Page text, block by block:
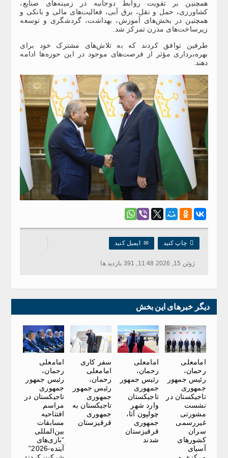
همچنین بر تقویت روابط دوجانبه در زمینه‌های صنایع،
کشاورزی، حمل و نقل، برق آبی، فعالیت‌های مالی و بانکی و
همچنین در بخش‌های آموزش، بهداشت، گردشگری و توسعه
زیرساخت‌های مدرن تمرکز شد.
طرفین توافق کردند که به تلاش‌های مشترک خود برای
بهره‌برداری مؤثر از فرصت‌های موجود در این حوزه‌ها ادامه
دهند.
 چاپ کنید ✉ایمیل کنید
ژوئن 15, 2026 11:48, 391 بازدید ها
دیگر خبرهای این بخش
امامعلی
رحمان،
رئیس جمهور
جمهوری
تاجیکستان در
نشست
مشورتی
غیررسمی
سران
کشورهای
آسیای
امامعلی
رحمان،
رئیس جمهور
جمهوری
تاجیکستان
وارد شهر
چولپون آتا،
جمهوری
قرقیزستان
شدند
سفر کاری
امامعلی
رحمان،
رئیس جمهور
جمهوری
تاجیکستان به
جمهوری
قرقیزستان
امامعلی
رحمان،
رئیس جمهور
جمهوری
تاجیکستان در
مراسم
افتتاحیه
مسابقات
بین‌المللی
“بازی‌های
آینده-2026”